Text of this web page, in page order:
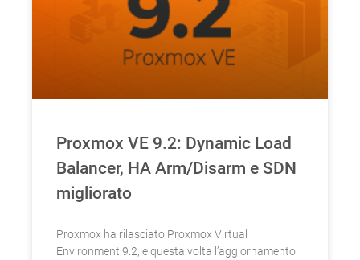
Proxmox VE 9.2: Dynamic Load
Balancer, HA Arm/Disarm e SDN
migliorato
Proxmox ha rilasciato Proxmox Virtual
Environment 9.2, e questa volta l’aggiornamento